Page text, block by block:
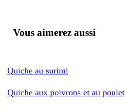
Vous aimerez aussi
Quiche au surimi
Quiche aux poivrons et au poulet